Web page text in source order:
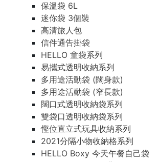
保溫袋 6L
迷你袋 3個裝
高清旅人包
信件通告掛袋
HELLO 童袋系列
易攜式透明收納系列
多用途活動袋 (闊身款)
多用途活動袋 (窄長款)
闊口式透明收納袋系列
雙袋口透明收納袋系列
慳位直立式玩具收納系列
2021分隔小物收納格系列
HELLO Boxy 今天午餐自己袋